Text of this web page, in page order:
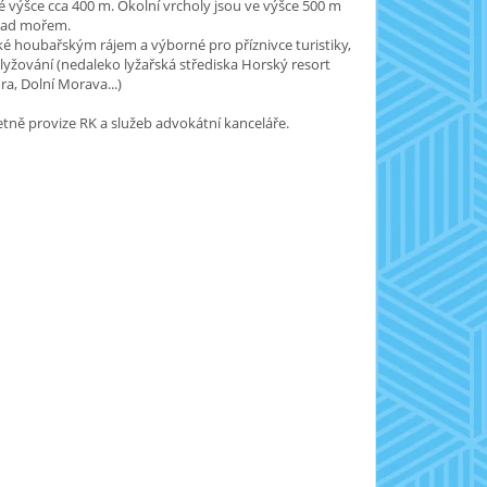
výšce cca 400 m. Okolní vrcholy jsou ve výšce 500 m
mořem.
houbařským rájem a výborné pro příznivce turistiky,
(nedaleko lyžařská střediska Horský resort
Dolní Morava...)
provize RK a služeb advokátní kanceláře.